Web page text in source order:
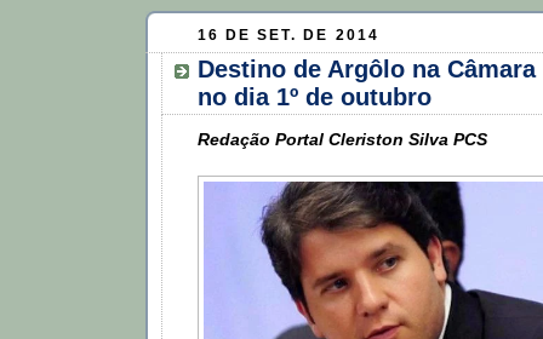
16 DE SET. DE 2014
Destino de Argôlo na
no dia 1º de outubro
Redação Portal Cleriston Silva PCS